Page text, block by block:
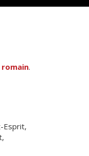
.
Esprit,